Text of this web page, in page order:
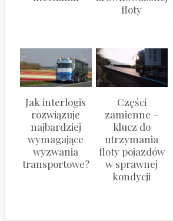
floty
Jak interlogis
rozwiązuje
najbardziej
wymagające
wyzwania
transportowe?
Części
zamienne –
klucz do
utrzymania
floty pojazdów
w sprawnej
kondycji